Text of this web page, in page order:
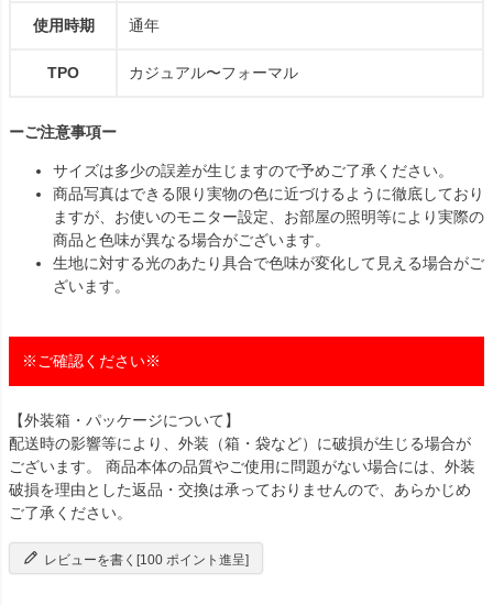
使用時期 通年
TPO カジュアル〜フォーマル
ーご注意事項ー
サイズは多少の誤差が生じますので予めご了承ください。
商品写真はできる限り実物の色に近づけるように徹底しており
ますが、お使いのモニター設定、お部屋の照明等により実際の
商品と色味が異なる場合がございます。
生地に対する光のあたり具合で色味が変化して見える場合がご
ざいます。
※ご確認ください※
【外装箱・パッケージについて】
配送時の影響等により、外装（箱・袋など）に破損が生じる場合が
ございます。 商品本体の品質やご使用に問題がない場合には、外装
破損を理由とした返品・交換は承っておりませんので、あらかじめ
ご了承ください。
レビューを書く[100 ポイント進呈]